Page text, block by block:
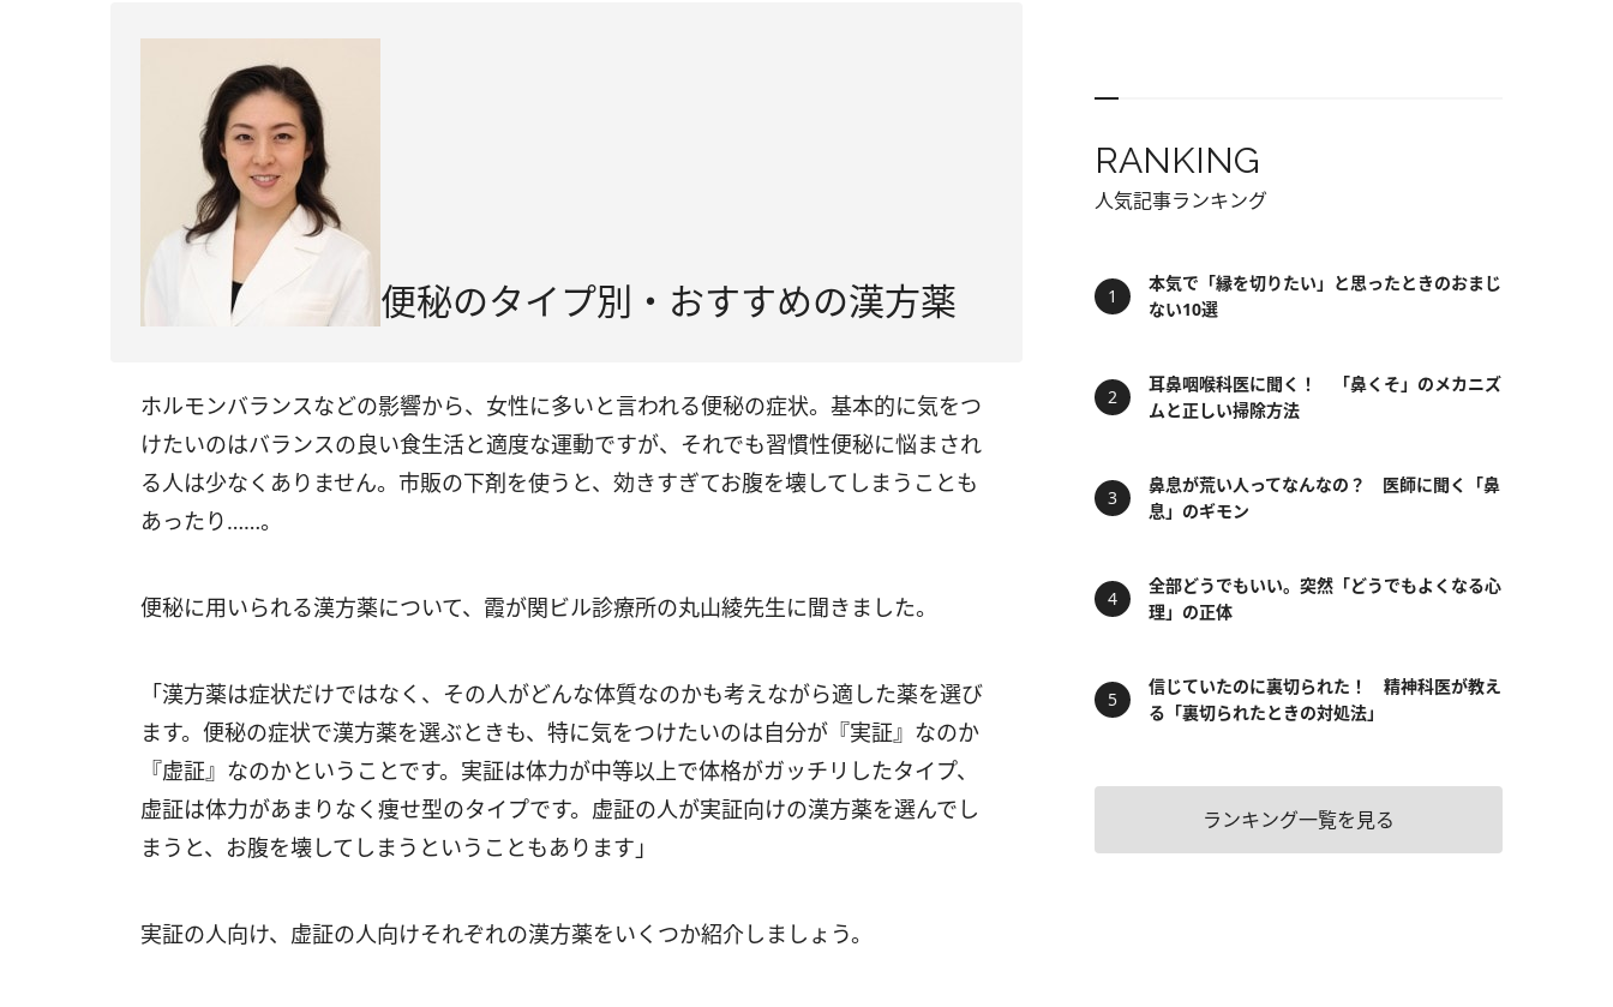
便秘のタイプ別・おすすめの漢方薬
ホルモンバランスなどの影響から、女性に多いと言われる便秘の症状。基本的に気をつ
けたいのはバランスの良い食生活と適度な運動ですが、それでも習慣性便秘に悩まされ
る人は少なくありません。市販の下剤を使うと、効きすぎてお腹を壊してしまうことも
あったり……。
便秘に用いられる漢方薬について、霞が関ビル診療所の丸山綾先生に聞きました。
「漢方薬は症状だけではなく、その人がどんな体質なのかも考えながら適した薬を選び
ます。便秘の症状で漢方薬を選ぶときも、特に気をつけたいのは自分が『実証』なのか
『虚証』なのかということです。実証は体力が中等以上で体格がガッチリしたタイプ、
虚証は体力があまりなく痩せ型のタイプです。虚証の人が実証向けの漢方薬を選んでし
まうと、お腹を壊してしまうということもあります」
実証の人向け、虚証の人向けそれぞれの漢方薬をいくつか紹介しましょう。
RANKING
人気記事ランキング
本気で「縁を切りたい」と思ったときのおまじ
ない10選
耳鼻咽喉科医に聞く！ 「鼻くそ」のメカニズ
ムと正しい掃除方法
鼻息が荒い人ってなんなの？ 医師に聞く「鼻
息」のギモン
全部どうでもいい。突然「どうでもよくなる心
理」の正体
信じていたのに裏切られた！ 精神科医が教え
る「裏切られたときの対処法」
ランキング一覧を見る